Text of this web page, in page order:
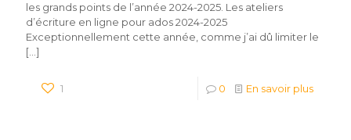
les grands points de l’année 2024-2025. Les ateliers
d’écriture en ligne pour ados 2024-2025
Exceptionnellement cette année, comme j’ai dû limiter le
[…]
1 0 En savoir plus